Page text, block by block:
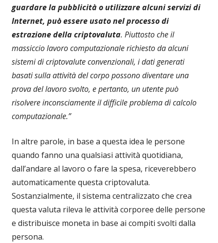
guardare la pubblicità o utilizzare alcuni servizi di
Internet, può essere usato nel processo di
estrazione della criptovaluta. Piuttosto che il
massiccio lavoro computazionale richiesto da alcuni
sistemi di criptovalute convenzionali, i dati generati
basati sulla attività del corpo possono diventare una
prova del lavoro svolto, e pertanto, un utente può
risolvere inconsciamente il difficile problema di calcolo
computazionale.”
In altre parole, in base a questa idea le persone
quando fanno una qualsiasi attività quotidiana,
dall’andare al lavoro o fare la spesa, riceverebbero
automaticamente questa criptovaluta.
Sostanzialmente, il sistema centralizzato che crea
questa valuta rileva le attività corporee delle persone
e distribuisce moneta in base ai compiti svolti dalla
persona.